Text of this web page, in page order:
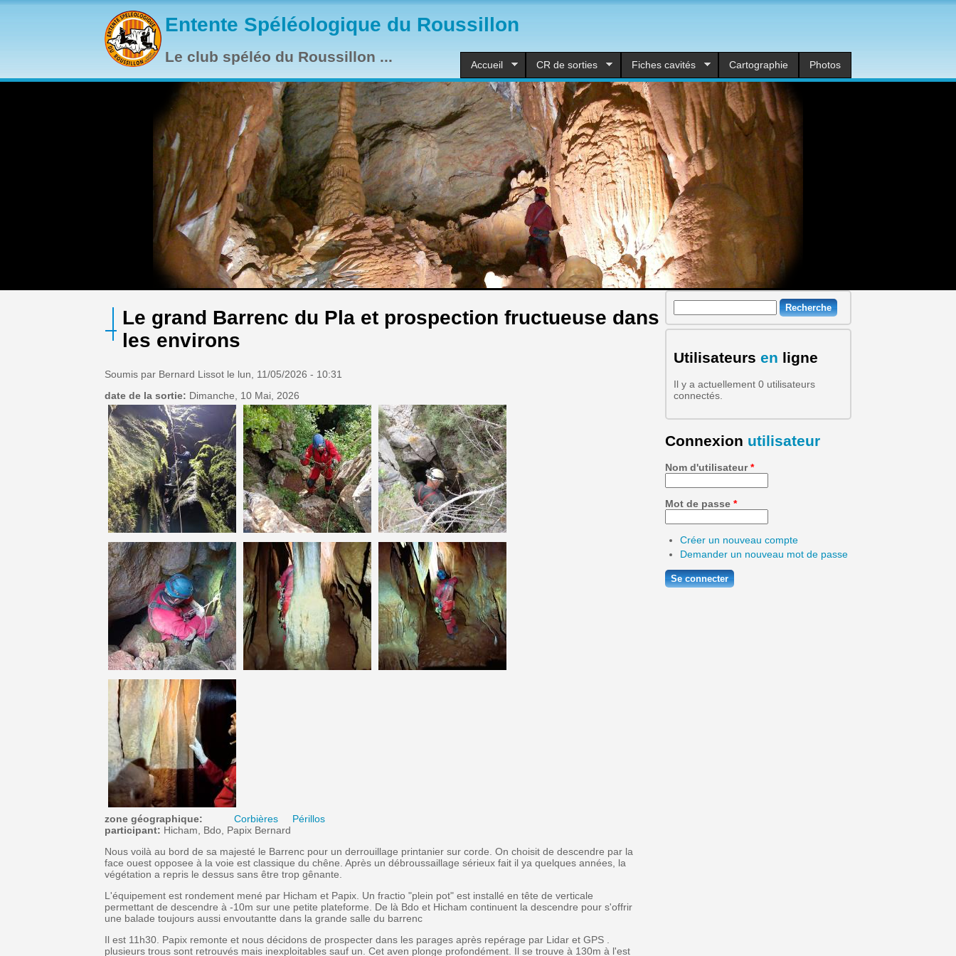
Aller au contenu principal
Entente Spéléologique du Roussillon
Le club spéléo du Roussillon ... Accueil CR de sorties Fiches cavités Cartographie Photos
Le grand Barrenc du Pla et prospection fructueuse dans
les environs
Soumis par Bernard Lissot le lun, 11/05/2026 - 10:31
date de la sortie: Dimanche, 10 Mai, 2026
zone géographique: Corbières
Périllos
participant: Hicham, Bdo, Papix Bernard
Nous voilà au bord de sa majesté le Barrenc pour un derrouillage printanier sur corde. On choisit de descendre par la
face ouest opposee à la voie est classique du chêne. Après un débroussaillage sérieux fait il ya quelques années, la
végétation a repris le dessus sans être trop gênante.
L'équipement est rondement mené par Hicham et Papix. Un fractio "plein pot" est installé en tête de verticale
permettant de descendre à -10m sur une petite plateforme. De là Bdo et Hicham continuent la descendre pour s'offrir
une balade toujours aussi envoutantte dans la grande salle du barrenc
Il est 11h30. Papix remonte et nous décidons de prospecter dans les parages après repérage par Lidar et GPS .
plusieurs trous sont retrouvés mais inexploitables sauf un. Cet aven plonge profondément. Il se trouve à 130m à l'est
Formulaire de recherche
Recherche
Utilisateurs en ligne
Il y a actuellement 0 utilisateurs
connectés.
Connexion utilisateur
Nom d'utilisateur*
Mot de passe *
Créer un nouveau compte
Demander un nouveau mot de passe